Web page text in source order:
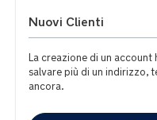
Nuovi Clienti
La creazione di un
salvare più di un indirizzo,
ancora.